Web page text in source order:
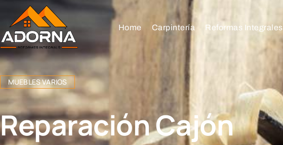
Home Carpintería Reformas Integrales
MUEBLES VARIOS
Reparación Cajón